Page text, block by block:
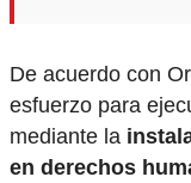
De acuerdo con
esfuerzo para
mediante la
en derechos